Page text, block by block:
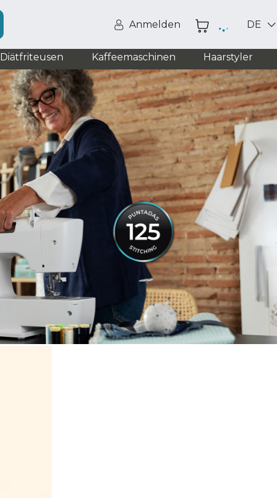
Anmelden DE
Diätfriteusen Kaffeemaschinen Haarstyler